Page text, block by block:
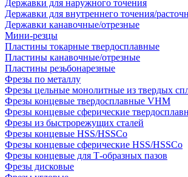
Державки для наружного точения
Державки для внутреннего точения/
Державки канавочные/отрезные
Мини-резцы
Пластины токарные твердосплавные
Пластины канавочные/отрезные
Пластины резьбонарезные
Фрезы по металлу
Фрезы цельные монолитные из твердых
Фрезы концевые твердосплавные VHM
Фрезы концевые сферические
Фрезы из быстрорежущих сталей
Фрезы концевые HSS/HSSCo
Фрезы концевые сферические HSS/HSSCo
Фрезы концевые для Т-образных пазов
Фрезы дисковые